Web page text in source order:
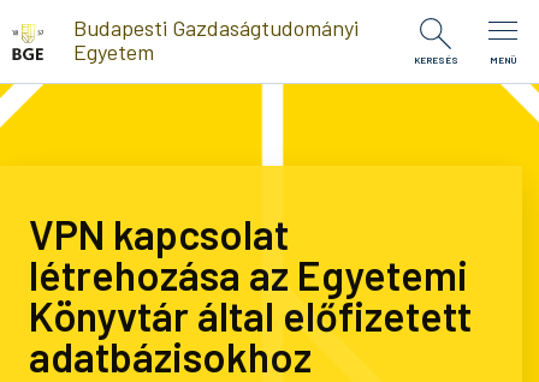
Ugrás a tartalomra
Budapesti Gazdaságtudományi
Egyetem
KERESÉS MENÜ
VPN kapcsolat
létrehozása az Egyetemi
Könyvtár által előfizetett
adatbázisokhoz